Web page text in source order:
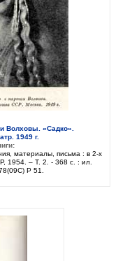
Волховы. «Садко».
1949 г.
материалы, письма : в 2-х
1954. – Т. 2. - 368 с. : ил.
Р 51.